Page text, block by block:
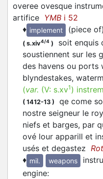
overee ovesque
artifice YMB i 52
♦ implement (piece
( s.xiv4/4 )
soit enquis
soustiennent sur les
des havens ou ports
blyndestakes,
(var. (V: s.xv1 )
( 1412-13 )
qe come
nostre seigneur le
niefs et barges, par
ové lour apparill et
usés et degastez
♦ mil. weapons
engine: